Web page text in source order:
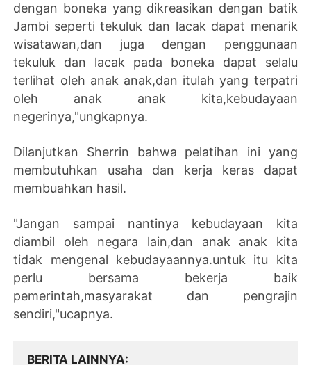
dengan boneka yang dikreasikan dengan batik
Jambi seperti tekuluk dan lacak dapat menarik
wisatawan,dan juga dengan penggunaan
tekuluk dan lacak pada boneka dapat selalu
terlihat oleh anak anak,dan itulah yang terpatri
oleh anak anak kita,kebudayaan
negerinya,"ungkapnya.
Dilanjutkan Sherrin bahwa pelatihan ini yang
membutuhkan usaha dan kerja keras dapat
membuahkan hasil.
"Jangan sampai nantinya kebudayaan kita
diambil oleh negara lain,dan anak anak kita
tidak mengenal kebudayaannya.untuk itu kita
perlu bersama bekerja baik
pemerintah,masyarakat dan pengrajin
sendiri,"ucapnya.
BERITA LAINNYA